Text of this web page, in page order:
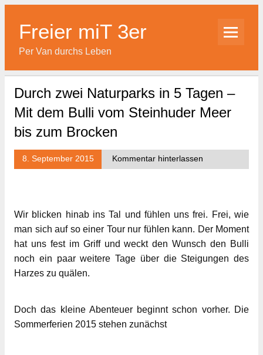
Skip
contentFreier miT 3er
Per Van durchs Leben
Durch zwei Naturparks in 5 Tagen –
Mit dem Bulli vom Steinhuder Meer
bis zum Brocken
8. September 2015 Kommentar hinterlassen
Wir blicken hinab ins Tal und fühlen uns frei. Frei, wie
man sich auf so einer Tour nur fühlen kann. Der Moment
hat uns fest im Griff und weckt den Wunsch den Bulli
noch ein paar weitere Tage über die Steigungen des
Harzes zu quälen.
Doch das kleine Abenteuer beginnt schon vorher. Die
Sommerferien 2015 stehen zunächst